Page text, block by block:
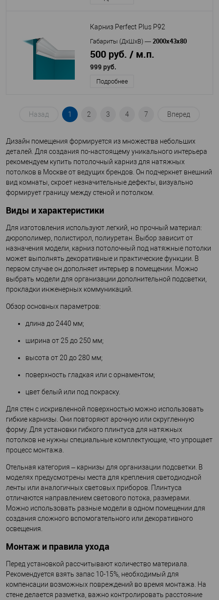
Карниз Perfect Plus P92
Габариты (ДхШхВ) — 2000х43х80
500 руб. / м.п.
999 руб.
Подробнее
Назад 1 2 3 4 7 Вперед
Дизайн помещения формируется из множества небольших
деталей. Для создания по-настоящему уникального интерьера
рекомендуем купить потолочный карниз для натяжных
потолков в Москве от ведущих брендов. Он подчеркнет внешний
вид комнаты, скроет незначительные дефекты, визуально
формирует границу между стеной и потолком.
Виды и характеристики
Для изготовления используют легкий, но прочный материал:
дюрополимер, полистирол, полиуретан. Выбор зависит от
назначения модели, карниз потолочный под натяжные потолки
может выполнять декоративные и практические функции. В
первом случае он дополняет интерьер в помещении. Можно
выбрать модели для организации дополнительной подсветки,
прокладки инженерных коммуникаций.
Обзор основных параметров:
длина до 2440 мм;
ширина от 25 до 250 мм;
высота от 20 до 280 мм;
поверхность гладкая или с орнаментом;
цвет белый или под покраску.
Для стен с искривленной поверхностью можно использовать
гибкие карнизы. Они повторяют арочную или скругленную
форму. Для установки гибкого плинтуса для натяжных
потолков не нужны специальные комплектующие, что упрощает
процесс монтажа.
Отельная категория – карнизы для организации подсветки. В
моделях предусмотрены места для крепления светодиодной
ленты или аналогичных световых приборов. Плинтуса
отличаются направлением светового потока, размерами.
Можно использовать разные модели в одном помещении для
создания сложного вспомогательного или декоративного
освещения.
Монтаж и правила ухода
Перед установкой рассчитывают количество материала.
Рекомендуется взять запас 10-15%, необходимый для
компенсации возможных повреждений во время монтажа. На
стене делается разметка, важно контролировать расстояние